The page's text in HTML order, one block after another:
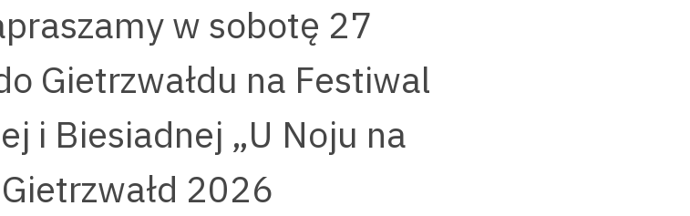
w sobotę 27
Gietrzwałdu na Festiwal
i Biesiadnej „U Noju na
2026